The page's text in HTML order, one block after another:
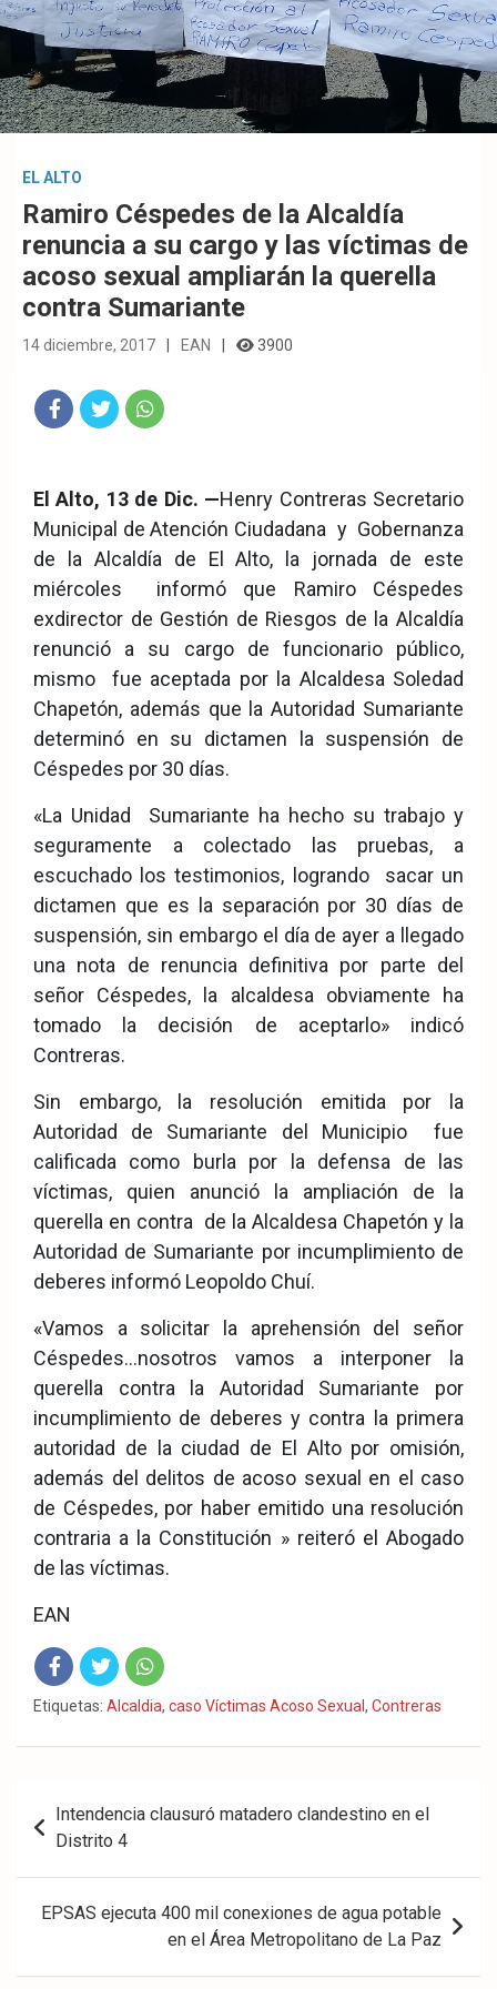
EL ALTO
Ramiro Céspedes de la Alcaldía
renuncia a su cargo y las víctimas de
acoso sexual ampliarán la querella
contra Sumariante
14 diciembre, 2017 EAN 3900
eb
ook
tsA
pp
El Alto, 13 de Dic. —Henry Contreras Secretario
Municipal de Atención Ciudadana y Gobernanza
de la Alcaldía de El Alto, la jornada de este
miércoles informó que Ramiro Céspedes
exdirector de Gestión de Riesgos de la Alcaldía
renunció a su cargo de funcionario público,
mismo fue aceptada por la Alcaldesa Soledad
Chapetón, además que la Autoridad Sumariante
determinó en su dictamen la suspensión de
Céspedes por 30 días.
«La Unidad Sumariante ha hecho su trabajo y
seguramente a colectado las pruebas, a
escuchado los testimonios, logrando sacar un
dictamen que es la separación por 30 días de
suspensión, sin embargo el día de ayer a llegado
una nota de renuncia definitiva por parte del
señor Céspedes, la alcaldesa obviamente ha
tomado la decisión de aceptarlo» indicó
Contreras.
Sin embargo, la resolución emitida por la
Autoridad de Sumariante del Municipio fue
calificada como burla por la defensa de las
víctimas, quien anunció la ampliación de la
querella en contra de la Alcaldesa Chapetón y la
Autoridad de Sumariante por incumplimiento de
deberes informó Leopoldo Chuí.
«Vamos a solicitar la aprehensión del señor
Céspedes…nosotros vamos a interponer la
querella contra la Autoridad Sumariante por
incumplimiento de deberes y contra la primera
autoridad de la ciudad de El Alto por omisión,
además del delitos de acoso sexual en el caso
de Céspedes, por haber emitido una resolución
contraria a la Constitución » reiteró el Abogado
de las víctimas.
EAN
Fac
eb
Twit
ter
Wha
tsA
Etiquetas: Alcaldia, caso Víctimas Acoso Sexual , Contreras
Navegación
de
entradas
Intendencia clausuró matadero clandestino en el
Distrito 4
EPSAS ejecuta 400 mil conexiones de agua potable
en el Área Metropolitano de La Paz